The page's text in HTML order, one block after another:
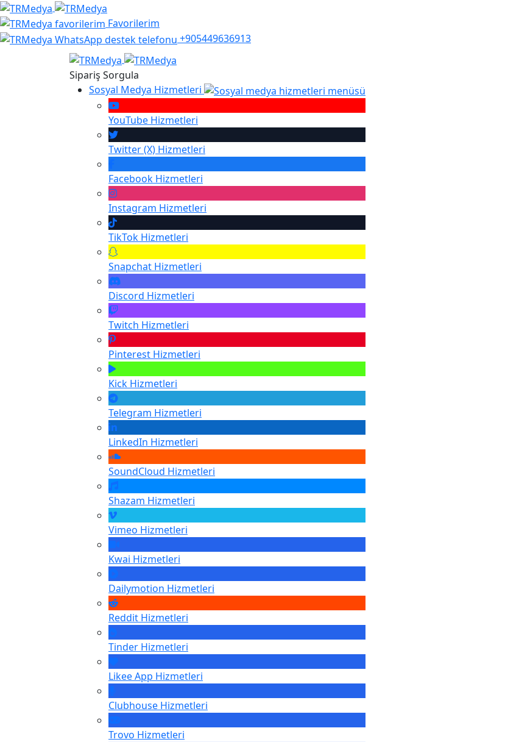
Favorilerim
+905449636913
Sipariş Sorgula
Sosyal Medya Hizmetleri
YouTube Hizmetleri
Twitter (X) Hizmetleri
Facebook Hizmetleri
Instagram Hizmetleri
TikTok Hizmetleri
Snapchat Hizmetleri
Discord Hizmetleri
Twitch Hizmetleri
Pinterest Hizmetleri
Kick Hizmetleri
Telegram Hizmetleri
LinkedIn Hizmetleri
SoundCloud Hizmetleri
Shazam Hizmetleri
Vimeo Hizmetleri
Kwai Hizmetleri
Dailymotion Hizmetleri
Reddit Hizmetleri
Tinder Hizmetleri
Likee App Hizmetleri
Clubhouse Hizmetleri
Trovo Hizmetleri